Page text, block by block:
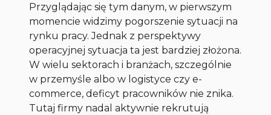
Przyglądając się tym danym, w pierwszym
momencie widzimy pogorszenie sytuacji na
rynku pracy. Jednak z perspektywy
operacyjnej sytuacja ta jest bardziej złożona.
W wielu sektorach i branżach, szczególnie
w przemyśle albo w logistyce czy e-
commerce, deficyt pracowników nie znika.
Tutaj firmy nadal aktywnie rekrutują